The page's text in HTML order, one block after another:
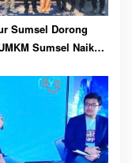
Sumsel Dorong
Sumsel Naik